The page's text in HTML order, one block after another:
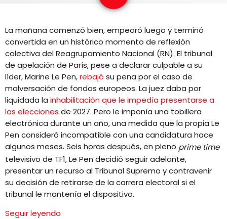
NOTICIAS
CONTACTO
La mañana comenzó bien, empeoró luego y terminó
convertida en un histórico momento de reflexión
colectiva del Reagrupamiento Nacional (RN). El tribunal
de apelación de París, pese a declarar culpable a su
líder, Marine Le Pen,rebajó su pena por el caso de
malversación de fondos europeos. La juez daba por
liquidada la inhabilitación que le impedía presentarse a
las elecciones de 2027. Pero le imponía una tobillera
electrónica durante un año, una medida que la propia Le
Pen consideró incompatible con una candidatura hace
algunos meses. Seis horas después, en pleno prime time
televisivo de TF1, Le Pen decidió seguir adelante,
presentar un recurso al Tribunal Supremo y contravenir
su decisión de retirarse de la carrera electoral si el
tribunal le mantenía el dispositivo.
Seguir leyendo